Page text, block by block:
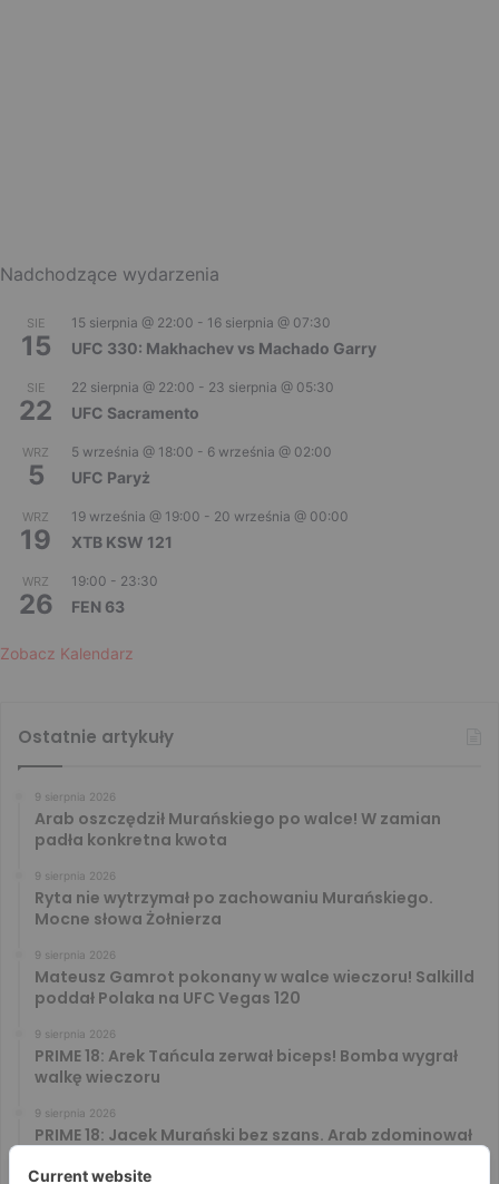
Nadchodzące wydarzenia
SIE
15
15 sierpnia @ 22:00 - 16 sierpnia @ 07:30
UFC 330: Makhachev vs Machado Garry
SIE
22
22 sierpnia @ 22:00 - 23 sierpnia @ 05:30
UFC Sacramento
WRZ
5
5 września @ 18:00 - 6 września @ 02:00
UFC Paryż
WRZ
19
19 września @ 19:00 - 20 września @ 00:00
XTB KSW 121
WRZ
26
19:00 - 23:30
FEN 63
Zobacz Kalendarz
Ostatnie artykuły
9 sierpnia 2026
Arab oszczędził Murańskiego po walce! W zamian
padła konkretna kwota
9 sierpnia 2026
Ryta nie wytrzymał po zachowaniu Murańskiego.
Mocne słowa Żołnierza
9 sierpnia 2026
Mateusz Gamrot pokonany w walce wieczoru! Salkilld
poddał Polaka na UFC Vegas 120
9 sierpnia 2026
PRIME 18: Arek Tańcula zerwał biceps! Bomba wygrał
walkę wieczoru
9 sierpnia 2026
PRIME 18: Jacek Murański bez szans. Arab zdominował